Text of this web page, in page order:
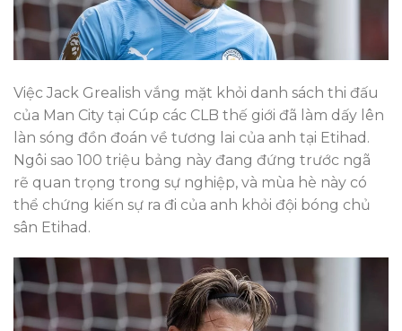
Việc Jack Grealish vắng mặt khỏi danh sách thi đấu
của Man City tại Cúp các CLB thế giới đã làm dấy lên
làn sóng đồn đoán về tương lai của anh tại Etihad.
Ngôi sao 100 triệu bảng này đang đứng trước ngã
rẽ quan trọng trong sự nghiệp, và mùa hè này có
thể chứng kiến sự ra đi của anh khỏi đội bóng chủ
sân Etihad.